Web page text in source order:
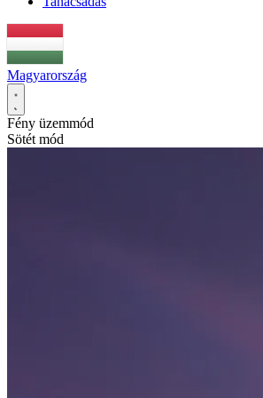
Magyarország
Fény üzemmód
Sötét mód